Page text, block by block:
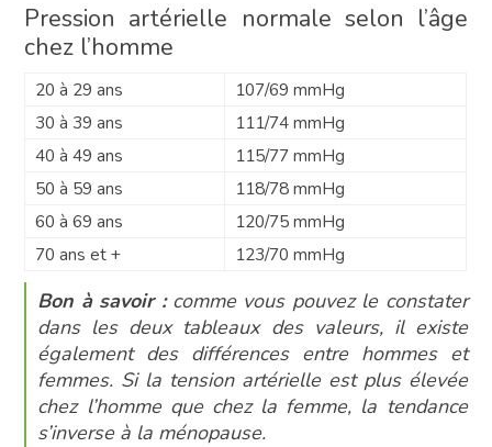
Pression artérielle normale selon l’âge
chez l’homme
20 à 29 ans
107/69 mmHg
30 à 39 ans
111/74 mmHg
40 à 49 ans
115/77 mmHg
50 à 59 ans
118/78 mmHg
60 à 69 ans
120/75 mmHg
70 ans et +
123/70 mmHg
Bon à savoir : comme vous pouvez le constater
dans les deux tableaux des valeurs, il existe
également des différences entre hommes et
femmes. Si la tension artérielle est plus élevée
chez l’homme que chez la femme, la tendance
s’inverse à la ménopause.